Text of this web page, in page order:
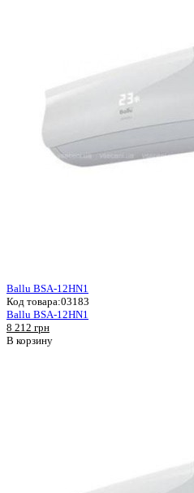
Ballu BSA-12HN1
Код товара:03183
Ballu BSA-12HN1
8 212 грн
В корзину